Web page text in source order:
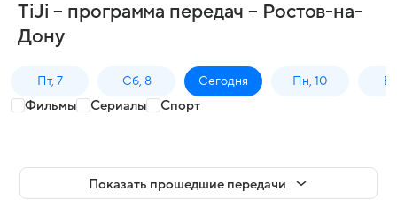
TiJi – программа передач – Ростов-на-
Дону
Пт, 7 Сб, 8 Сегодня Пн, 10
Фильмы Сериалы Спорт
Показать прошедшие передачи